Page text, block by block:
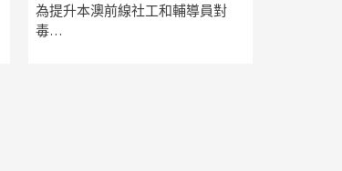
為提升本澳前線社工和輔導員對
毒…